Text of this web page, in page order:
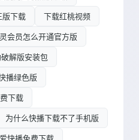
版下载 下载红桃视频
会员怎么开通官方版
解版安装包
播绿色版
下载
为什么快播下载不了手机版